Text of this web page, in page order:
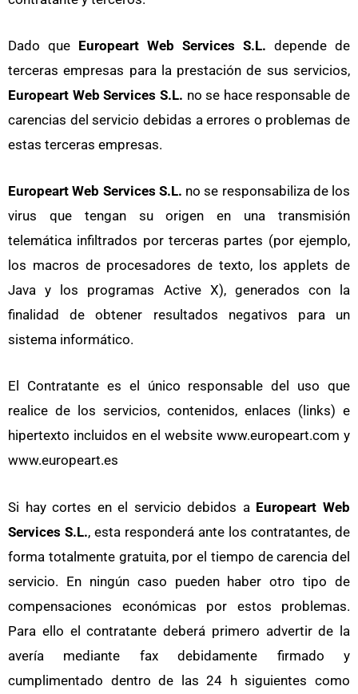
Dado que Europeart Web Services S.L. depende de
terceras empresas para la prestación de sus servicios,
Europeart Web Services S.L. no se hace responsable de
carencias del servicio debidas a errores o problemas de
estas terceras empresas.
Europeart Web Services S.L. no se responsabiliza de los
virus que tengan su origen en una transmisión
telemática infiltrados por terceras partes (por ejemplo,
los macros de procesadores de texto, los applets de
Java y los programas Active X), generados con la
finalidad de obtener resultados negativos para un
sistema informático.
El Contratante es el único responsable del uso que
realice de los servicios, contenidos, enlaces (links) e
hipertexto incluidos en el website www.europeart.com y
www.europeart.es
Si hay cortes en el servicio debidos a Europeart Web
Services S.L., esta responderá ante los contratantes, de
forma totalmente gratuita, por el tiempo de carencia del
servicio. En ningún caso pueden haber otro tipo de
compensaciones económicas por estos problemas.
Para ello el contratante deberá primero advertir de la
avería mediante fax debidamente firmado y
cumplimentado dentro de las 24 h siguientes como